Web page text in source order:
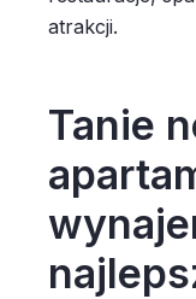
atrakcji.
Tanie